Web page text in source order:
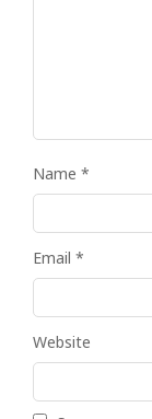
Name *
Email *
Website